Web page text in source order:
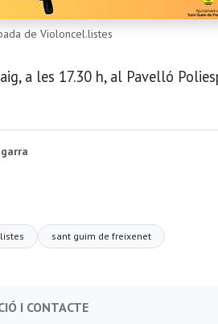
de Violoncel.listes
a les 17.30 h, al Pavelló
sant guim de freixenet
I CONTACTE